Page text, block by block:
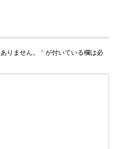
りません。 * が付いている欄は必